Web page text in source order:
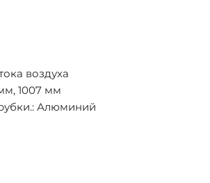
воздуха
1007 мм
Алюминий